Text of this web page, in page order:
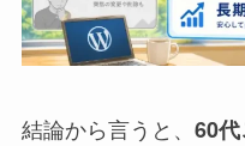
結論から言うと、 60